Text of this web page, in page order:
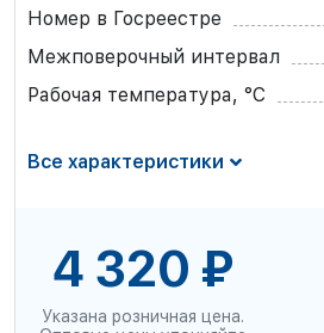
Номер в Госреестре
Межповерочный интервал
Рабочая температура, °С
Все характеристики
4 320 ₽
Указана розничная цена.